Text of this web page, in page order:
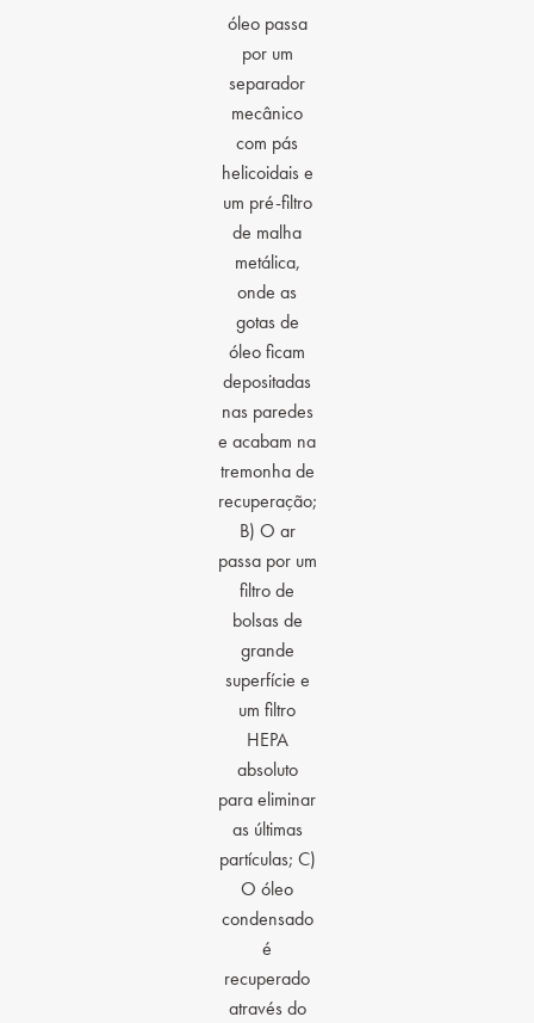
óleo passa
por um
separador
mecânico
com pás
helicoidais e
um pré-filtro
de malha
metálica,
onde as
gotas de
óleo ficam
depositadas
nas paredes
e acabam na
tremonha de
recuperação;
B) O ar
passa por um
filtro de
bolsas de
grande
superfície e
um filtro
HEPA
absoluto
para eliminar
as últimas
partículas; C)
O óleo
condensado
é
recuperado
através do